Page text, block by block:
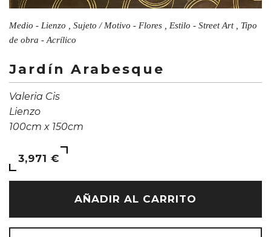
Medio - Lienzo , Sujeto / Motivo - Flores , Estilo - Street Art , Tipo
de obra - Acrílico
Jardín Arabesque
Valeria Cis
Lienzo
100cm x 150cm
3,971 €
AÑADIR AL CARRITO